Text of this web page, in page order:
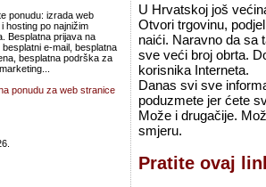
ponudu: izrada web
hosting po najnižim
Besplatna prijava na
besplatni e-mail, besplatna
besplatna podrška za
ponudu za web stranice
U Hrvatskoj još
Otvori trgovinu,
naići. Naravno da sa
sve veći broj obrta.
korisnika Interneta.
Danas svi sve
poduzmete jer ćete
Može i drugačije.
smjeru.
Pratite ovaj